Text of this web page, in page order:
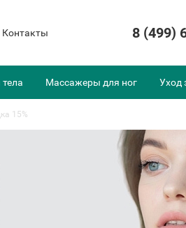
Контакты 8 (499)
Массажеры для ног Уход
15%